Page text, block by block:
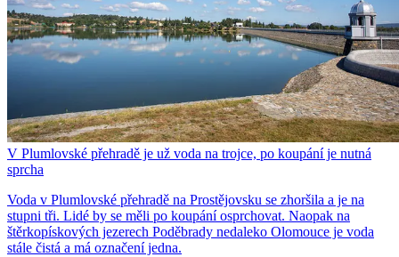
V Plumlovské přehradě je už voda na trojce, po koupání je nutná
sprcha
Voda v Plumlovské přehradě na Prostějovsku se zhoršila a je na
stupni tři. Lidé by se měli po koupání osprchovat. Naopak na
štěrkopískových jezerech Poděbrady nedaleko Olomouce je voda
stále čistá a má označení jedna.